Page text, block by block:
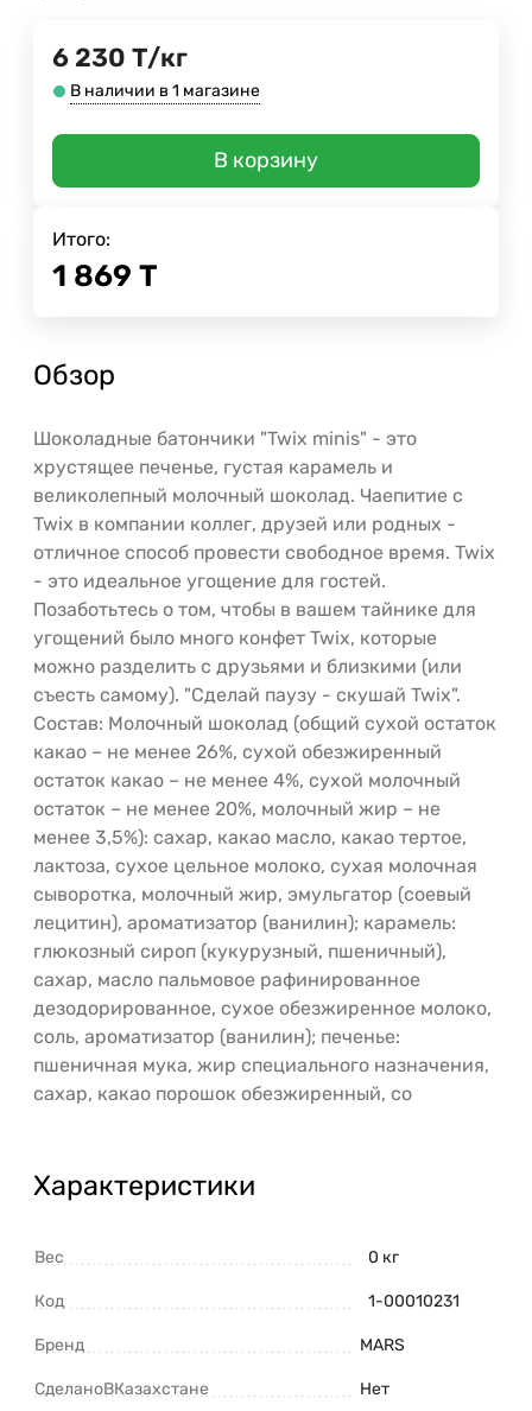
6 230 Т/кг
В наличии в 1 магазине
В корзину
Итого:
1 869 Т
Обзор
Шоколадные батончики "Twix minis" - это
хрустящее печенье, густая карамель и
великолепный молочный шоколад. Чаепитие с
Twix в компании коллег, друзей или родных -
отличное способ провести свободное время. Twix
- это идеальное угощение для гостей.
Позаботьтесь о том, чтобы в вашем тайнике для
угощений было много конфет Twix, которые
можно разделить с друзьями и близкими (или
съесть самому). "Сделай паузу - скушай Twix".
Состав: Молочный шоколад (общий сухой остаток
какао – не менее 26%, сухой обезжиренный
остаток какао – не менее 4%, сухой молочный
остаток – не менее 20%, молочный жир – не
менее 3,5%): сахар, какао масло, какао тертое,
лактоза, сухое цельное молоко, сухая молочная
сыворотка, молочный жир, эмульгатор (соевый
лецитин), ароматизатор (ванилин); карамель:
глюкозный сироп (кукурузный, пшеничный),
сахар, масло пальмовое рафинированное
дезодорированное, сухое обезжиренное молоко,
соль, ароматизатор (ванилин); печенье:
пшеничная мука, жир специального назначения,
сахар, какао порошок обезжиренный, со
Характеристики
Вес 0 кг
Код 1-00010231
Бренд MARS
СделаноВКазахстане Нет